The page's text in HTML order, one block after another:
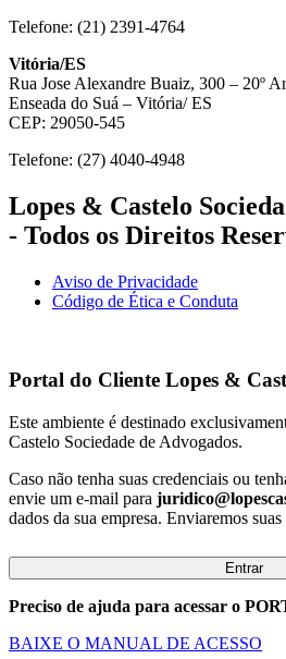
Telefone: (21) 2391-4764
Vitória/ES
Rua Jose Alexandre Buaiz, 300 – 20º
Enseada do Suá – Vitória/ ES
CEP: 29050-545
Telefone: (27) 4040-4948
Lopes & Castelo
- Todos os Direitos
Aviso de Privacidade
Código de Ética e Conduta
Portal do Cliente Lopes &
Este ambiente é destinado
Castelo Sociedade de Advogados.
Caso não tenha suas credenciais ou
envie um e-mail para
dados da sua empresa. Enviaremos
Entrar
Preciso de ajuda para acessar o
BAIXE O MANUAL DE ACESSO